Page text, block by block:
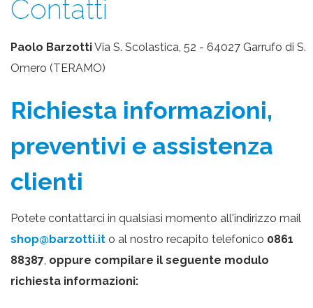
Contatti
Paolo BarzottiVia S. Scolastica, 52 - 64027 Garrufo di S.
Omero (TERAMO)
Richiesta informazioni,
preventivi e assistenza
clienti
Potete contattarci in qualsiasi momento all'indirizzo mail
shop@barzotti.it o al nostro recapito telefonico 0861
88387, oppure compilare il seguente modulo
richiesta informazioni: